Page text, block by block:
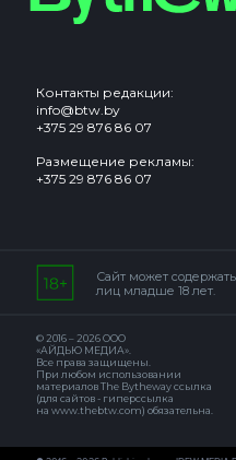
Контакты редакции:
info@btw.by
+375 29 876 86 07
Размещение рекламы:
+375 29 876 86 07
Сайт может
лиц младше 18 лет.
© 2016 – 2026 ООО
«АЙДЬЮ МЕДИА».
Все права защищены.
При любом использовании
материалов The Bytheway ссылка
(для сайтов - гиперссылка
на www.thebtw.com) обязательна.